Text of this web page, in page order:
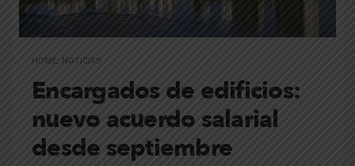
HOME, NOTICIAS
Encargados de edificios:
nuevo acuerdo salarial
desde septiembre